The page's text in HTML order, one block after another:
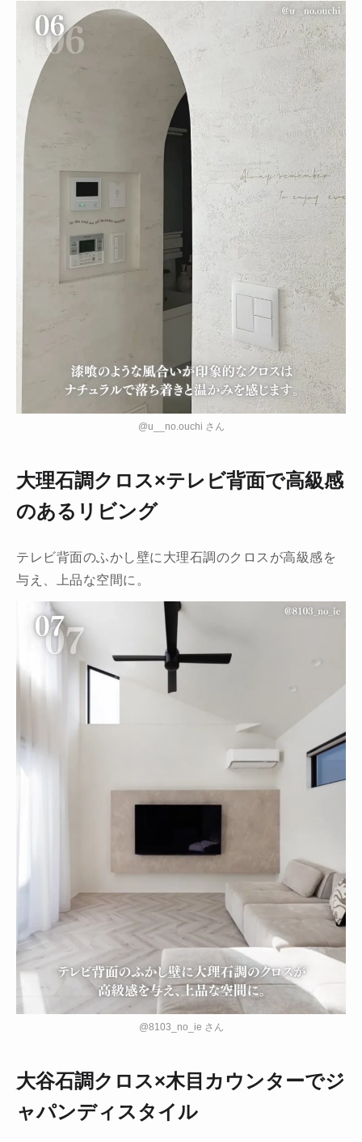
@u__no.ouchi さん
大理石調クロス×テレビ背面で高級感
のあるリビング
テレビ背面のふかし壁に大理石調のクロスが高級感を
与え、上品な空間に。
@8103_no_ie さん
大谷石調クロス×木目カウンターでジ
ャパンディスタイル